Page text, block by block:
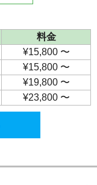
料金
¥15,800 〜
¥15,800 〜
¥19,800 〜
¥23,800 〜